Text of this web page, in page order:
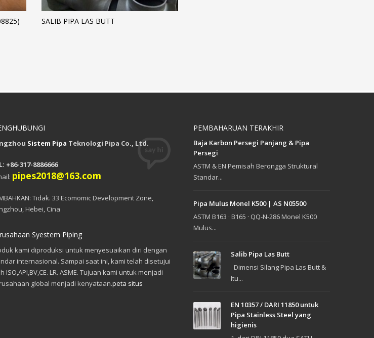
SALIB PIPA LAS BUTT
Sistem Pipa Teknologi Pipa Co., Ltd.
+86-317-8886666
pipes2018@163.com
Tidak. 33 Ecomomic Development Zone,
Hebei, Cina
Syestem Piping
kami diproduksi untuk menyesuaikan diri dengan
internasional. Sampai saat ini, kami telah disetujui
ISO,API,BV,CE. LR. ASME. Tujuan kami untuk menjadi
global menjadi kenyataan.peta situs
PEMBAHARUAN TERAKHIR
Baja Karbon Persegi Panjang & Pipa
Persegi
ASTM & EN Pemisah Berongga Struktural
Standar...
Pipa Mulus Monel K500 | AS N05500
ASTM B163 · B165 · QQ-N-286 Monel K500
Mulus...
Salib Pipa Las Butt
Dimensi Silang Pipa Las Butt &
Itu...
EN 10357 / DARI 11850 untuk
Pipa Stainless Steel yang
higienis